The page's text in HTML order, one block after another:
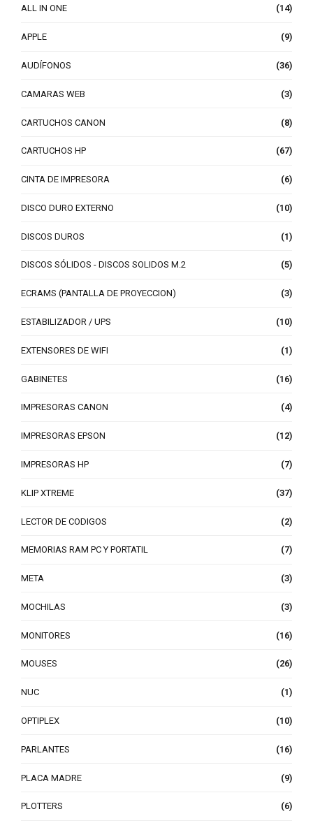
ALL IN ONE (14)
APPLE (9)
AUDÍFONOS (36)
CAMARAS WEB (3)
CARTUCHOS CANON (8)
CARTUCHOS HP (67)
CINTA DE IMPRESORA (6)
DISCO DURO EXTERNO (10)
DISCOS DUROS (1)
DISCOS SÓLIDOS - DISCOS SOLIDOS M.2 (5)
ECRAMS (PANTALLA DE PROYECCION) (3)
ESTABILIZADOR / UPS (10)
EXTENSORES DE WIFI (1)
GABINETES (16)
IMPRESORAS CANON (4)
IMPRESORAS EPSON (12)
IMPRESORAS HP (7)
KLIP XTREME (37)
LECTOR DE CODIGOS (2)
MEMORIAS RAM PC Y PORTATIL (7)
META (3)
MOCHILAS (3)
MONITORES (16)
MOUSES (26)
NUC (1)
OPTIPLEX (10)
PARLANTES (16)
PLACA MADRE (9)
PLOTTERS (6)